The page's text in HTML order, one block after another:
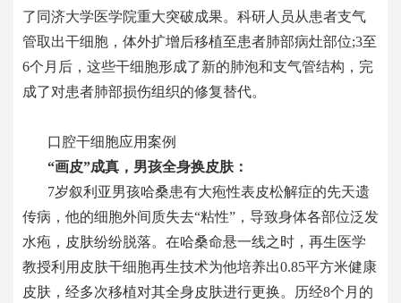
了同济大学医学院重大突破成果。科研人员从患者支气
管取出干细胞，体外扩增后移植至患者肺部病灶部位;3至
6个月后，这些干细胞形成了新的肺泡和支气管结构，完
成了对患者肺部损伤组织的修复替代。
口腔干细胞应用案例
“画皮”成真，男孩全身换皮肤：
7岁叙利亚男孩哈桑患有大疱性表皮松解症的先天遗
传病，他的细胞外间质失去“粘性”，导致身体各部位泛发
水疱，皮肤纷纷脱落。在哈桑命悬一线之时，再生医学
教授利用皮肤干细胞再生技术为他培养出0.85平方米健康
皮肤，经多次移植对其全身皮肤进行更换。历经8个月的